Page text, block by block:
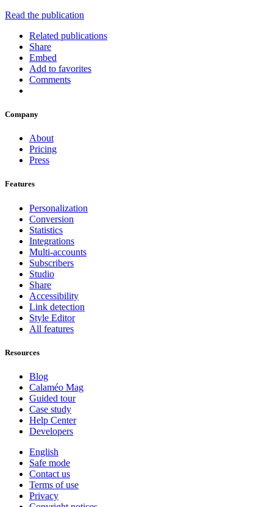
Read the publication
Related publications
Share
Embed
Add to favorites
Comments
Company
About
Pricing
Press
Features
Personalization
Conversion
Statistics
Integrations
Multi-accounts
Subscribers
Studio
Share
Accessibility
Link detection
Style Editor
All features
Resources
Blog
Calaméo Mag
Guided tour
Case study
Help Center
Developers
English
Safe mode
Contact us
Terms of use
Privacy